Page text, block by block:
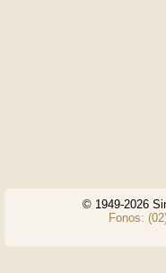
© 1949-2026
Fonos: